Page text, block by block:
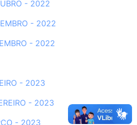
- 2022
- 2022
- 2022
- 2023
- 2023
- 2023